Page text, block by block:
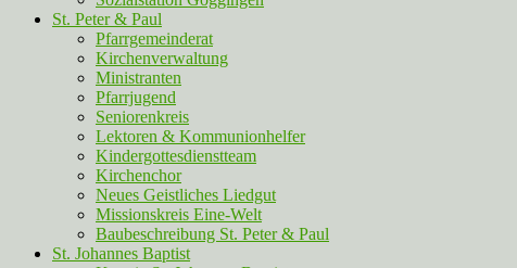
St. Peter & Paul
Pfarrgemeinderat
Kirchenverwaltung
Ministranten
Pfarrjugend
Seniorenkreis
Lektoren & Kommunionhelfer
Kindergottesdienstteam
Kirchenchor
Neues Geistliches Liedgut
Missionskreis Eine-Welt
Baubeschreibung St. Peter & Paul
St. Johannes Baptist